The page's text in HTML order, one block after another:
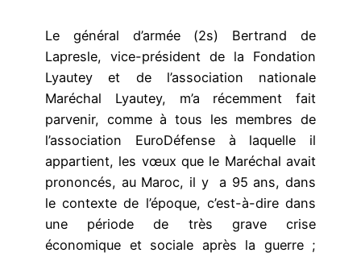
Le général d’armée (2s) Bertrand de
Lapresle, vice-président de la Fondation
Lyautey et de l’association nationale
Maréchal Lyautey, m’a récemment fait
parvenir, comme à tous les membres de
l’association EuroDéfense à laquelle il
appartient, les vœux que le Maréchal avait
prononcés, au Maroc, il y a 95 ans, dans
le contexte de l’époque, c’est-à-dire dans
une période de très grave crise
économique et sociale après la guerre ;